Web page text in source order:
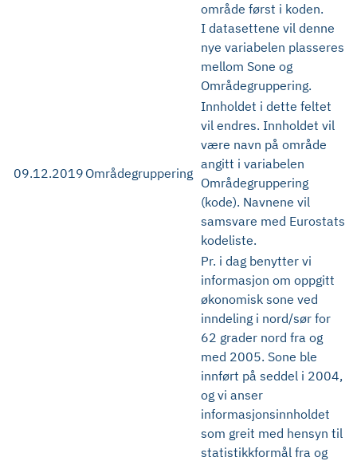
område først i koden.
I datasettene vil denne
nye variabelen plasseres
mellom Sone og
Områdegruppering.
09.12.2019 Områdegruppering
Innholdet i dette feltet
vil endres. Innholdet vil
være navn på område
angitt i variabelen
Områdegruppering
(kode). Navnene vil
samsvare med Eurostats
kodeliste.
Pr. i dag benytter vi
informasjon om oppgitt
økonomisk sone ved
inndeling i nord/sør for
62 grader nord fra og
med 2005. Sone ble
innført på seddel i 2004,
og vi anser
informasjonsinnholdet
som greit med hensyn til
statistikkformål fra og